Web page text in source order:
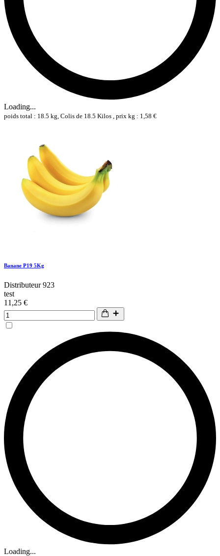
Loading...
poids total : 18.5 kg, Colis de 18.5 Kilos , prix kg : 1,58 €
Banane P19 5Kg
Distributeur 923
test
11,25 €
Loading...